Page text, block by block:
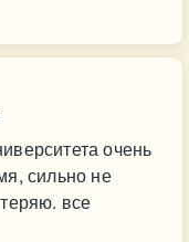
очень
сильно не
все